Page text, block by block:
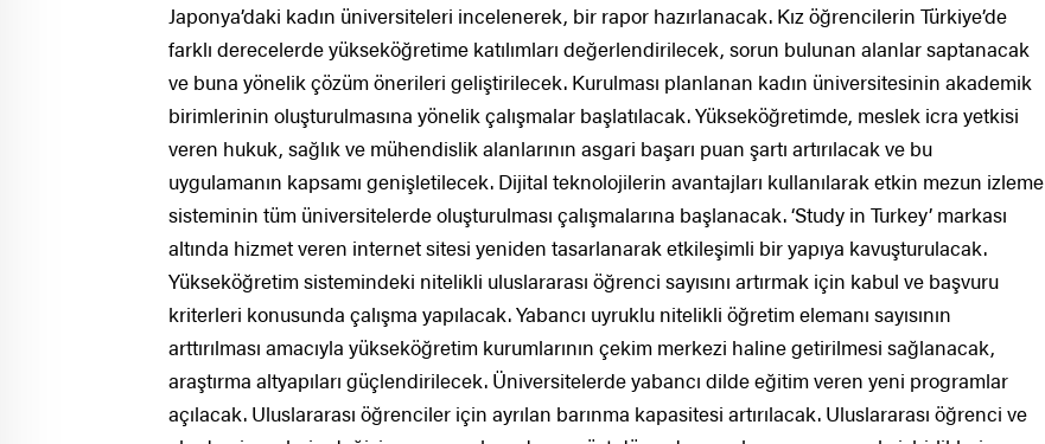
Japonya’daki kadın üniversiteleri incelenerek, bir rapor hazırlanacak. Kız öğrencilerin Türkiye’de
farklı derecelerde yükseköğretime katılımları değerlendirilecek, sorun bulunan alanlar saptanacak
ve buna yönelik çözüm önerileri geliştirilecek. Kurulması planlanan kadın üniversitesinin akademik
birimlerinin oluşturulmasına yönelik çalışmalar başlatılacak. Yükseköğretimde, meslek icra yetkisi
veren hukuk, sağlık ve mühendislik alanlarının asgari başarı puan şartı artırılacak ve bu
uygulamanın kapsamı genişletilecek. Dijital teknolojilerin avantajları kullanılarak etkin mezun izleme
sisteminin tüm üniversitelerde oluşturulması çalışmalarına başlanacak. ‘Study in Turkey’ markası
altında hizmet veren internet sitesi yeniden tasarlanarak etkileşimli bir yapıya kavuşturulacak.
Yükseköğretim sistemindeki nitelikli uluslararası öğrenci sayısını artırmak için kabul ve başvuru
kriterleri konusunda çalışma yapılacak. Yabancı uyruklu nitelikli öğretim elemanı sayısının
arttırılması amacıyla yükseköğretim kurumlarının çekim merkezi haline getirilmesi sağlanacak,
araştırma altyapıları güçlendirilecek. Üniversitelerde yabancı dilde eğitim veren yeni programlar
açılacak. Uluslararası öğrenciler için ayrılan barınma kapasitesi artırılacak. Uluslararası öğrenci ve